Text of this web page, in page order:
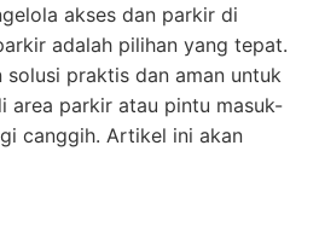
akses dan parkir di
adalah pilihan yang tepat.
solusi praktis dan aman untuk
area parkir atau pintu masuk-
canggih. Artikel ini akan